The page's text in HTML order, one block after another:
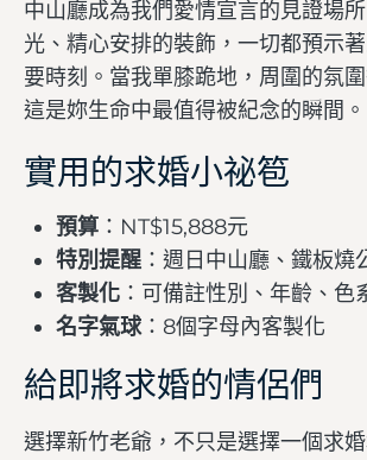
中山廳成為我們愛情宣言的見證場
光、精心安排的裝飾，一切都預示
要時刻。當我單膝跪地，周圍的氛
這是妳生命中最值得被紀念的瞬間。
實用的求婚小祕笣
預算 ：NT$15,888元
特別提醒 ：週日中山廳、鐵板燒
客製化 ：可備註性別、年齡、色
名字氣球：8個字母內客製化
給即將求婚的情侶們
選擇新竹老爺，不只是選擇一個求